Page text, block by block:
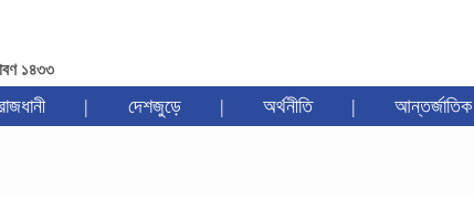
১৪৩৩
| দেশজুড়ে | অর্থনীতি | আন্তর্জাতিক